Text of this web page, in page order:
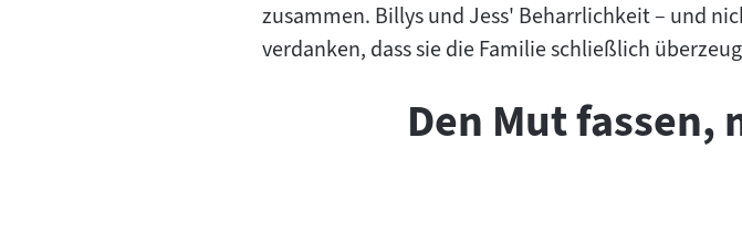
zusammen. Billys und Jess' Beharrlichkeit – und
verdanken, dass sie die Familie schließlich
Den Mut fassen,